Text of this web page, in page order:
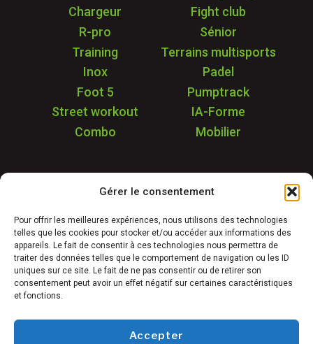
Gérer le consentement
Pour offrir les meilleures expériences, nous utilisons des technologies
telles que les cookies pour stocker et/ou accéder aux informations des
appareils. Le fait de consentir à ces technologies nous permettra de
traiter des données telles que le comportement de navigation ou les ID
uniques sur ce site. Le fait de ne pas consentir ou de retirer son
consentement peut avoir un effet négatif sur certaines caractéristiques
et fonctions.
Accepter
Chargeur
Fight club
R-pro
Sénior
Training
Terrains multisports
Inox
Padel
Foot 5
Pumptrack
Street workout
IA-Forme
Combo
Mobilier
Garantie & SAV
Déstockage
Réalisations
FAQ
Blog
Contact